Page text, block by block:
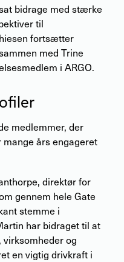
bidrage med stærke
til
fortsætter
med Trine
i ARGO.
medlemmer, der
års engageret
direktør for
gennem hele Gate
stemme i
har bidraget til at
virksomheder og
en vigtig drivkraft i